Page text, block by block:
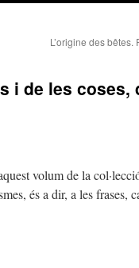
L’origine des
i de les coses,
volum de la
és a dir, a les frases,